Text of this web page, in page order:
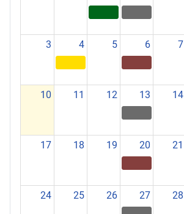
3 4 5 6 7
10 11 12 13 14
17 18 19 20 21
24 25 26 27 28